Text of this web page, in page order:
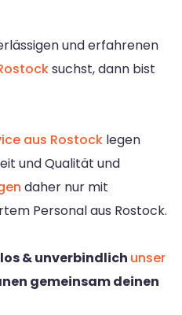
und erfahrenen
suchst, dann bist
aus Rostock legen
und Qualität und
daher nur mit
Personal aus Rostock.
& unverbindlich unser
gemeinsam deinen